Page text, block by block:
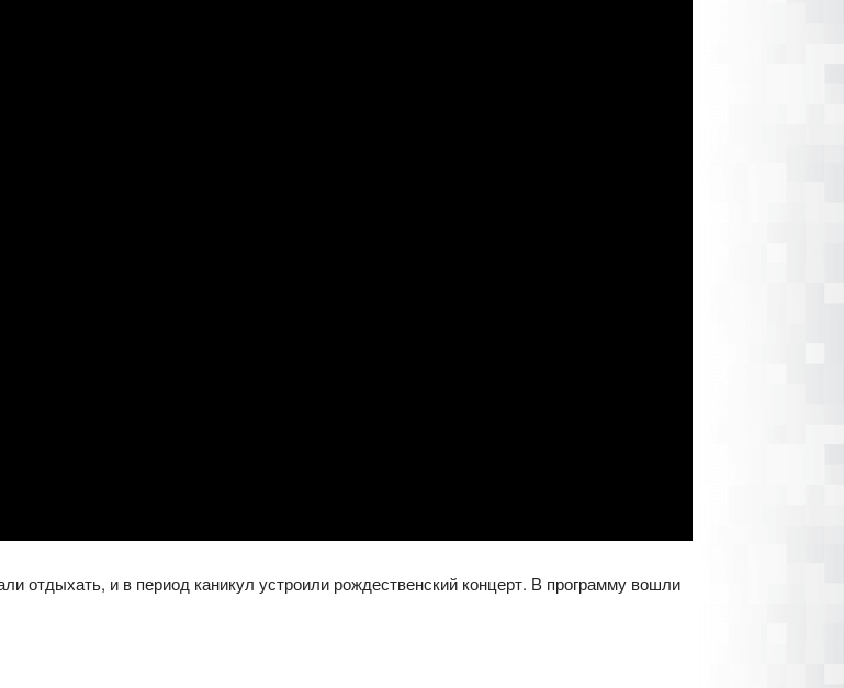
отдыхать, и в период каникул устроили рождественский концерт. В программу вошли